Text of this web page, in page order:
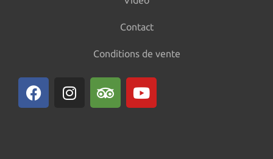
Contact
Conditions de vente